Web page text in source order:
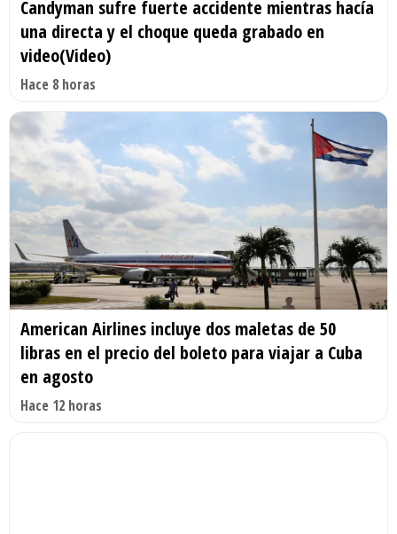
Candyman sufre fuerte accidente mientras hacía
una directa y el choque queda grabado en
video(Video)
Hace 8 horas
American Airlines incluye dos maletas de 50
libras en el precio del boleto para viajar a Cuba
en agosto
Hace 12 horas